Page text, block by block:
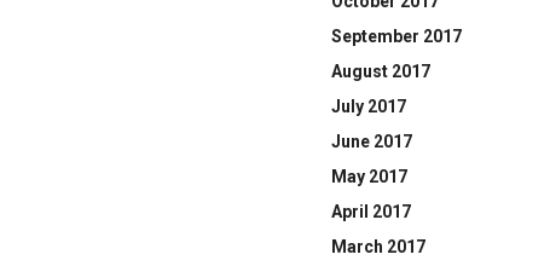
September 2017
August 2017
July 2017
June 2017
May 2017
April 2017
March 2017